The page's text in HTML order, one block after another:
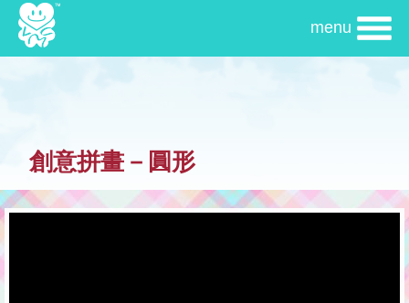
menu
創意拼畫－圓形